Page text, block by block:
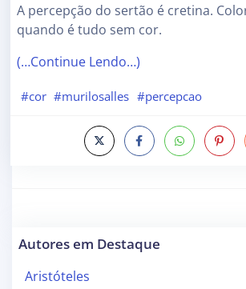
A percepção do sertão é cretina.
quando é tudo sem cor.
(…Continue Lendo…)
#cor #murilosalles #percepcao
Autores em Destaque
Aristóteles